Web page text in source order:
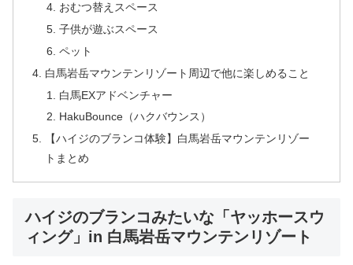
おむつ替えスペース
子供が遊ぶスペース
ペット
白馬岩岳マウンテンリゾート周辺で他に楽しめること
白馬EXアドベンチャー
HakuBounce（ハクバウンス）
【ハイジのブランコ体験】白馬岩岳マウンテンリゾー
トまとめ
ハイジのブランコみたいな「ヤッホースウ
ィング」in 白馬岩岳マウンテンリゾート